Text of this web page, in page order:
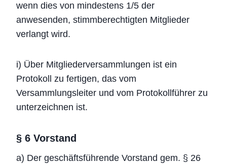
wenn dies von mindestens 1/5 der
anwesenden, stimmberechtigten Mitglieder
verlangt wird.
i) Über Mitgliederversammlungen ist ein
Protokoll zu fertigen, das vom
Versammlungsleiter und vom Protokollführer zu
unterzeichnen ist.
§ 6 Vorstand
a) Der geschäftsführende Vorstand gem. § 26